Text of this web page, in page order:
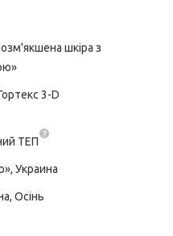
шкіра з
3-D
ТЕП
Украина
Осінь